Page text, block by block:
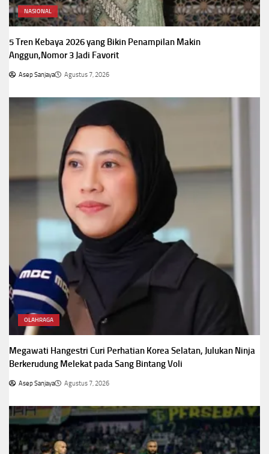
NASIONAL
5 Tren Kebaya 2026 yang Bikin Penampilan Makin
Anggun,Nomor 3 Jadi Favorit
Asep Sanjaya Agustus 7, 2026
OLAHRAGA
Megawati Hangestri Curi Perhatian Korea Selatan, Julukan Ninja
Berkerudung Melekat pada Sang Bintang Voli
Asep Sanjaya Agustus 7, 2026